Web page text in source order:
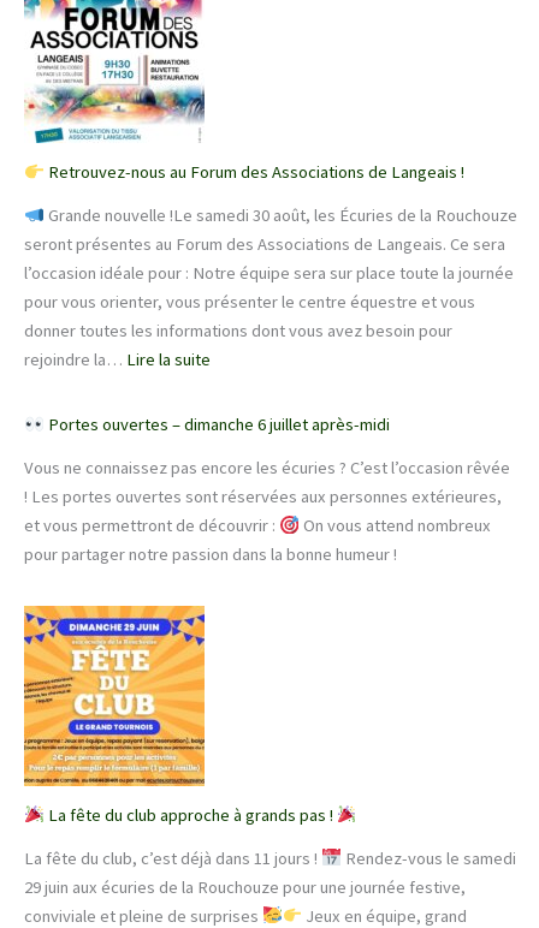
aux
Écuries
de
la
Rouchouze
–
journée
gratuite
à
partager
!
Retrouvez-nous au Forum des Associations de Langeais !
Grande nouvelle !Le samedi 30 août, les Écuries de la Rouchouze
seront présentes au Forum des Associations de Langeais. Ce sera
l’occasion idéale pour : Notre équipe sera sur place toute la journée
pour vous orienter, vous présenter le centre équestre et vous
donner toutes les informations dont vous avez besoin pour
rejoindre la… Lire la suite
Retrouvez-
au
Forum
des
Associations
Portes ouvertes – dimanche 6 juillet après-midi
Vous ne connaissez pas encore les écuries ? C’est l’occasion rêvée
! Les portes ouvertes sont réservées aux personnes extérieures,
et vous permettront de découvrir :
On vous attend nombreux
pour partager notre passion dans la bonne humeur !
La fête du club approche à grands pas !
La fête du club, c’est déjà dans 11 jours !
Rendez-vous le samedi
29 juin aux écuries de la Rouchouze pour une journée festive,
conviviale et pleine de surprises
Jeux en équipe, grand